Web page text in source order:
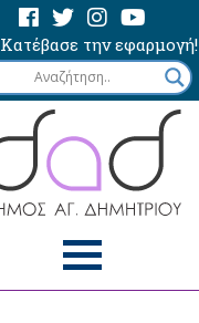
Κατέβασε την εφαρμογή!